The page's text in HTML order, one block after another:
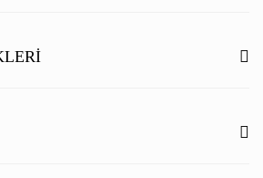
ilk yorumu siz yapın!